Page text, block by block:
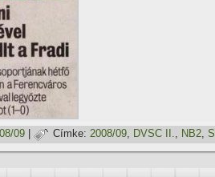
09 Címke: 2008/09, DVSC II., NB2,